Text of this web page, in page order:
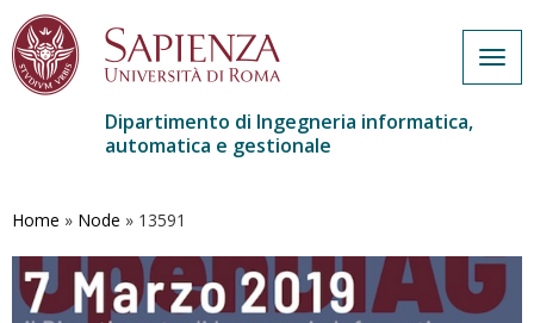
contenuto
Dipartimento di Ingegneria informatica,
automatica e gestionale
Home » Node » 13591